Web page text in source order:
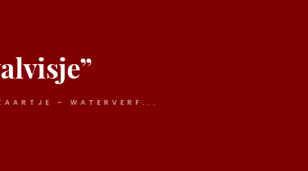
– WATERVERF...